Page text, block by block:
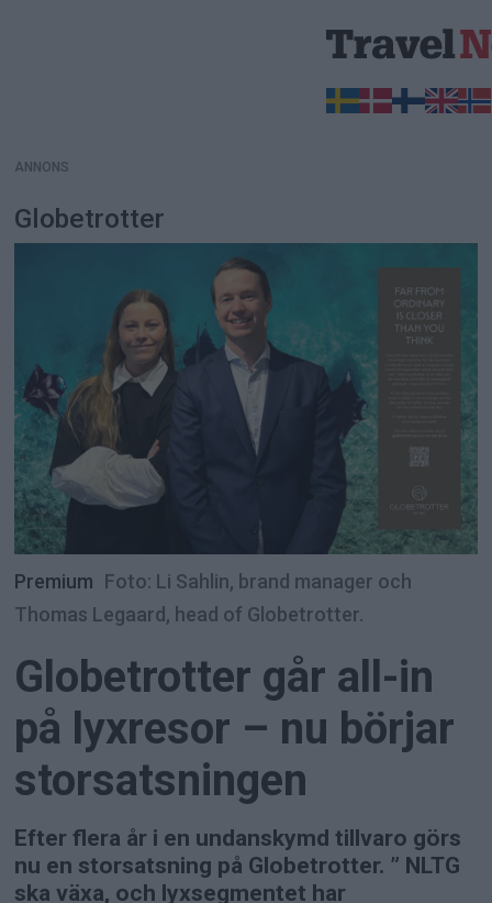
ANNONS
Globetrotter
Premium Foto: Li Sahlin, brand manager och
Thomas Legaard, head of Globetrotter.
Globetrotter går all-in
på lyxresor – nu börjar
storsatsningen
Efter flera år i en undanskymd tillvaro görs
nu en storsatsning på Globetrotter. ” NLTG
ska växa, och lyxsegmentet har